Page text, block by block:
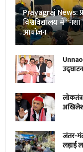
Prayagraj News:
विश्वविद्यालय में
आयोजन
उद्घाटन
जंतर-
लड़ाई